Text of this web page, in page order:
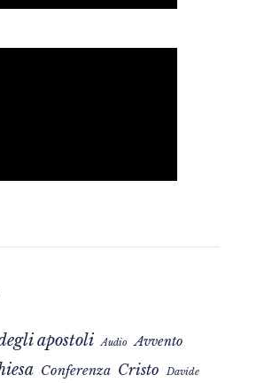
apostoli Audio Avvento
Conferenza Cristo Davide